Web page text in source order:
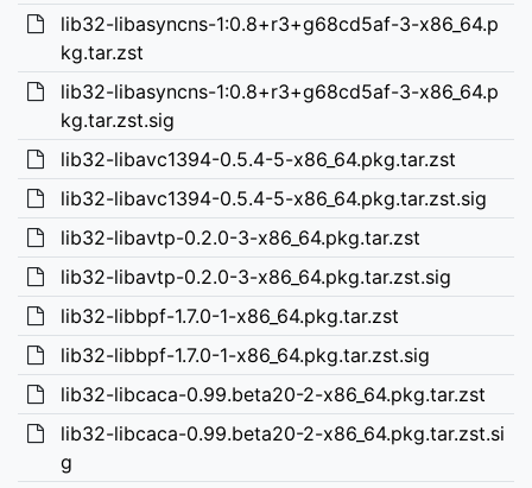
lib32-libasyncns-1:0.8+r3+g68cd5af-3-x86_64.p
kg.tar.zst
lib32-libasyncns-1:0.8+r3+g68cd5af-3-x86_64.p
kg.tar.zst.sig
lib32-libavc1394-0.5.4-5-x86_64.pkg.tar.zst
lib32-libavc1394-0.5.4-5-x86_64.pkg.tar.zst.sig
lib32-libavtp-0.2.0-3-x86_64.pkg.tar.zst
lib32-libavtp-0.2.0-3-x86_64.pkg.tar.zst.sig
lib32-libbpf-1.7.0-1-x86_64.pkg.tar.zst
lib32-libbpf-1.7.0-1-x86_64.pkg.tar.zst.sig
lib32-libcaca-0.99.beta20-2-x86_64.pkg.tar.zst
lib32-libcaca-0.99.beta20-2-x86_64.pkg.tar.zst.si
g